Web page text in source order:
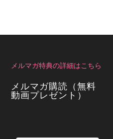
メルマガ特典の詳細はこちら
メルマガ購読（無料
動画プレゼント）